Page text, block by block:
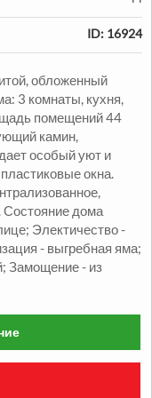
р-н
ID: 16924
обложенный
3 комнаты, кухня,
помещений 44
камин,
особый уют и
окна.
Состояние дома
Электичество -
- выгребная яма;
Замощение - из